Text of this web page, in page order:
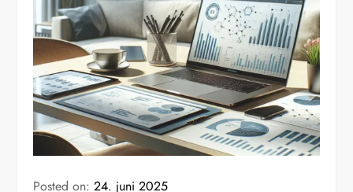
Posted on:24. juni 2025